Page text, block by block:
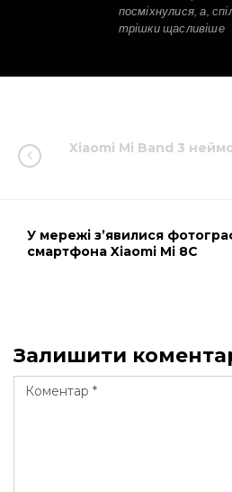
посміхнулися, а,
трішки щасливіше
Xiaomi Mi Band 3
У мережі з’явилися
смартфона Xiaomi Mi 8C
Залишити